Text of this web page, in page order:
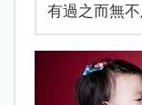
有過之而無